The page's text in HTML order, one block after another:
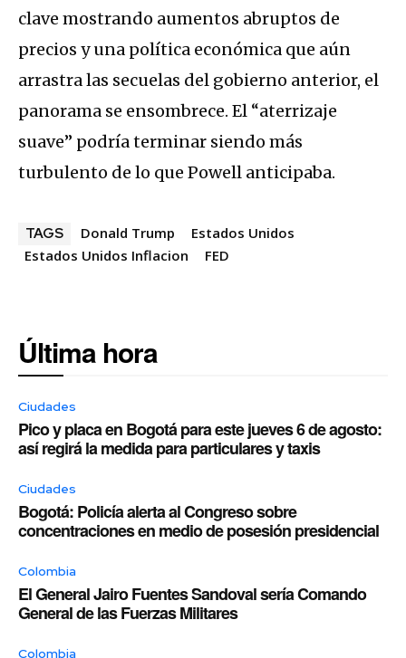
clave mostrando aumentos abruptos de
precios y una política económica que aún
arrastra las secuelas del gobierno anterior, el
panorama se ensombrece. El “aterrizaje
suave” podría terminar siendo más
turbulento de lo que Powell anticipaba.
TAGS Donald Trump
Estados Unidos
Estados Unidos Inflacion
FED
Última hora
Ciudades
Pico y placa en Bogotá para este jueves 6 de agosto:
así regirá la medida para particulares y taxis
Ciudades
Bogotá: Policía alerta al Congreso sobre
concentraciones en medio de posesión presidencial
Colombia
El General Jairo Fuentes Sandoval sería Comando
General de las Fuerzas Militares
Colombia